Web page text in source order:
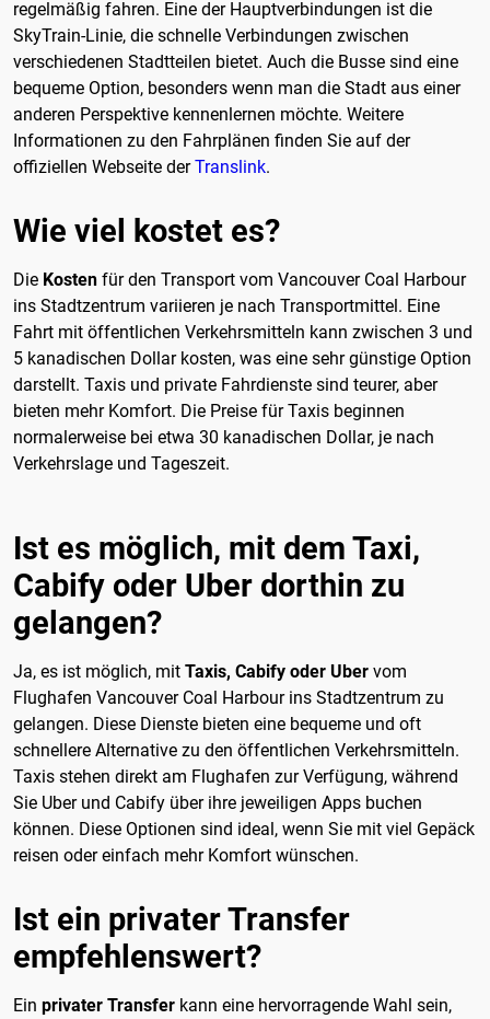
regelmäßig fahren. Eine der Hauptverbindungen ist die
SkyTrain-Linie, die schnelle Verbindungen zwischen
verschiedenen Stadtteilen bietet. Auch die Busse sind eine
bequeme Option, besonders wenn man die Stadt aus einer
anderen Perspektive kennenlernen möchte. Weitere
Informationen zu den Fahrplänen finden Sie auf der
offiziellen Webseite derTranslink.
Wie viel kostet es?
Die Kosten für den Transport vom Vancouver Coal Harbour
ins Stadtzentrum variieren je nach Transportmittel. Eine
Fahrt mit öffentlichen Verkehrsmitteln kann zwischen 3 und
5 kanadischen Dollar kosten, was eine sehr günstige Option
darstellt. Taxis und private Fahrdienste sind teurer, aber
bieten mehr Komfort. Die Preise für Taxis beginnen
normalerweise bei etwa 30 kanadischen Dollar, je nach
Verkehrslage und Tageszeit.
Ist es möglich, mit dem Taxi,
Cabify oder Uber dorthin zu
gelangen?
Ja, es ist möglich, mit Taxis, Cabify oder Uber vom
Flughafen Vancouver Coal Harbour ins Stadtzentrum zu
gelangen. Diese Dienste bieten eine bequeme und oft
schnellere Alternative zu den öffentlichen Verkehrsmitteln.
Taxis stehen direkt am Flughafen zur Verfügung, während
Sie Uber und Cabify über ihre jeweiligen Apps buchen
können. Diese Optionen sind ideal, wenn Sie mit viel Gepäck
reisen oder einfach mehr Komfort wünschen.
Ist ein privater Transfer
empfehlenswert?
Ein privater Transfer kann eine hervorragende Wahl sein,